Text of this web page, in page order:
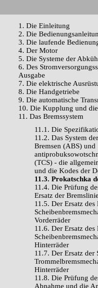
1. Die Einleitung
2. Die
3. Die laufende
4. Der Motor
5. Die Systeme der
6. Des
Ausgabe
7. Die elektrische
8. Die Handgetriebe
9. Die automatische
10. Die Kupplung und
11. Das Bremssystem
11.1. Die
11.2. Das System
Bremsen (ABS) und
(TCS) - die
und die Kodes der
11.3. Prokatschka
11.4. Die Prüfung
Ersatz der
11.5. Der Ersatz des
Vorderräder
11.6. Der Ersatz des
Hinterräder
11.7. Der Ersatz der
Hinterräder
11.8. Die Prüfung
Abnahme und die